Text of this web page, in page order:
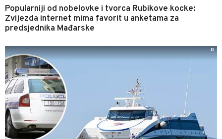
Popularniji od nobelovke i tvorca Rubikove kocke:
Zvijezda internet mima favorit u anketama za
predsjednika Mađarske
0